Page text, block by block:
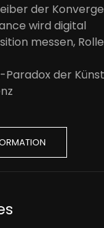
der
wird digital
messen,
Paradox der